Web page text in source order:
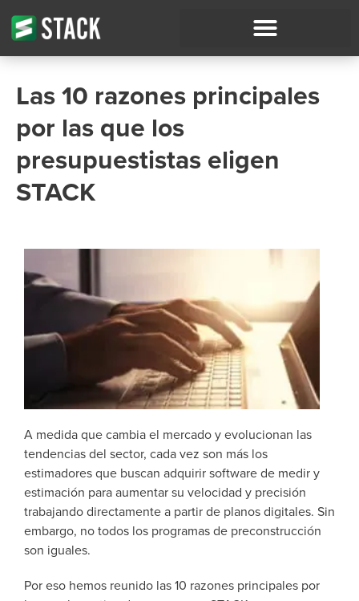
Las 10 razones principales
por las que los
presupuestistas eligen
STACK
A medida que cambia el mercado y evolucionan las
tendencias del sector, cada vez son más los
estimadores que buscan adquirir software de medir y
estimación para aumentar su velocidad y precisión
trabajando directamente a partir de planos digitales. Sin
embargo, no todos los programas de preconstrucción
son iguales.
Por eso hemos reunido las 10 razones principales por